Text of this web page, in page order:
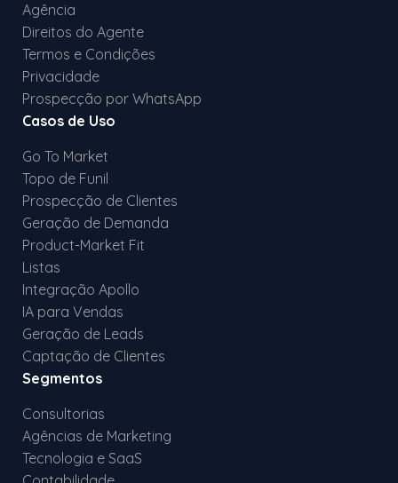
Agência
Direitos do Agente
Termos e Condições
Privacidade
Prospecção por WhatsApp
Casos de Uso
Go To Market
Topo de Funil
Prospecção de Clientes
Geração de Demanda
Product-Market Fit
Listas
Integração Apollo
IA para Vendas
Geração de Leads
Captação de Clientes
Segmentos
Consultorias
Agências de Marketing
Tecnologia e SaaS